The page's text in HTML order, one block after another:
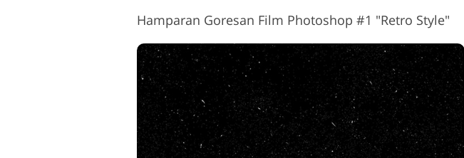
Dihasilkan oleh AI
Layanan Perbaikan Produk
Layanan Retouching
Perhiasan
Hamparan Goresan Film Photoshop #1 "Retro Style"